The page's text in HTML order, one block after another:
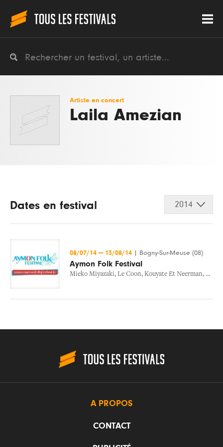
Artiste en concert
Laila Amezian
Dates en festival 2014
08/07/14 — 13/08/14 Bogny-Sur-Meuse (08)
Aymon Folk Festival
Mieko Miyazaki, Le Coon, Kouyate Et Neerman, Mota
A PROPOS
CONTACT